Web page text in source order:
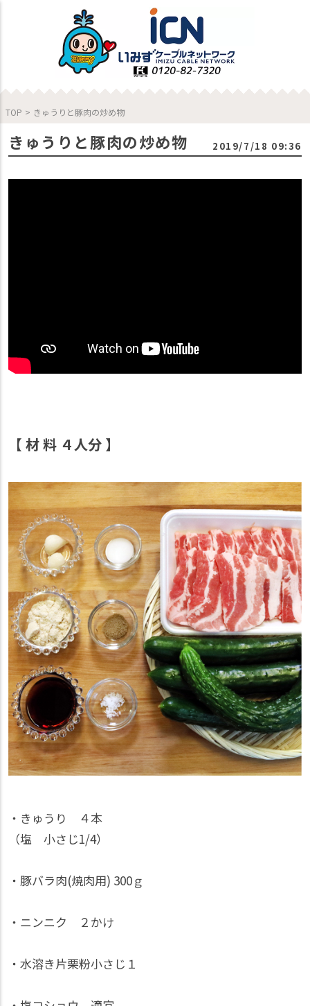
TOP > きゅうりと豚肉の炒め物
きゅうりと豚肉の炒め物 2019/7/18 09:36
【 材 料 ４人分 】
・きゅうり ４本
（塩 小さじ1/4）
・豚バラ肉(焼肉用) 300ｇ
・ニンニク ２かけ
・水溶き片栗粉小さじ１